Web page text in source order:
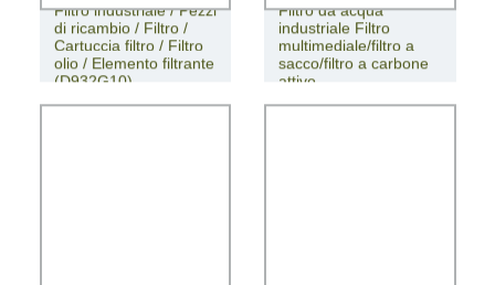
Filtro industriale / Pezzi
di ricambio / Filtro /
Cartuccia filtro / Filtro
olio / Elemento filtrante
(D932G10)
Filtro da acqua
industriale Filtro
multimediale/filtro a
sacco/filtro a carbone
attivo